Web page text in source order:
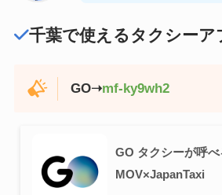
千葉で使えるタクシーア
GO➝mf-ky9wh2
GO タクシーが呼べ
MOV×JapanTaxi